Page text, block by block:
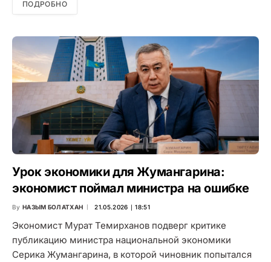
ПОДРОБНО
Урок экономики для Жумангарина:
экономист поймал министра на ошибке
By НАЗЫМ БОЛАТХАН 21.05.2026 ∣ 18:51
Экономист Мурат Темирханов подверг критике
публикацию министра национальной экономики
Серика Жумангарина, в которой чиновник попытался